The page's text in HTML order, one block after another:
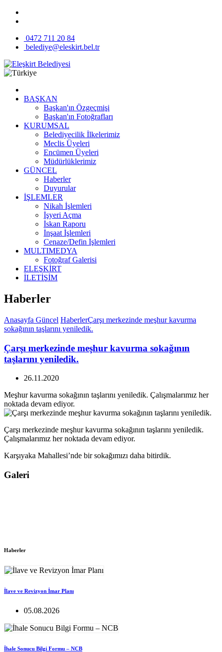
0472 711 20 84
belediye@eleskirt.bel.tr
BAŞKAN
Başkan'ın Özgeçmişi
Başkan'ın Fotoğrafları
KURUMSAL
Belediyecilik İlkelerimiz
Meclis Üyeleri
Encümen Üyeleri
Müdürlüklerimiz
GÜNCEL
Haberler
Duyurular
İŞLEMLER
Nikah İşlemleri
İşyeri Açma
İskan Raporu
İnşaat İşlemleri
Cenaze/Defin İşlemleri
MULTIMEDYA
Fotoğraf Galerisi
ELEŞKİRT
İLETİŞİM
Haberler
Anasayfa Güncel HaberlerÇarşı merkezinde meşhur kavurma
sokağının taşlarını yeniledik.
Çarşı merkezinde meşhur kavurma sokağının
taşlarını yeniledik.
26.11.2020
Meşhur kavurma sokağının taşlarını yeniledik. Çalışmalarımız her
noktada devam ediyor.
Çarşı merkezinde meşhur kavurma sokağının taşlarını yeniledik.
Çalışmalarımız her noktada devam ediyor.
Karşıyaka Mahallesi’nde bir sokağımızı daha bitirdik.
Galeri
Haberler
İlave ve Revizyon İmar Planı
05.08.2026
İhale Sonucu Bilgi Formu – NCB